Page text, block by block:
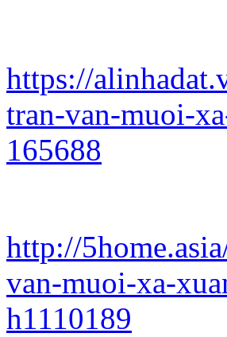
https://
tran-van-muoi-
165688
http://
van-muoi-xa-
h1110189